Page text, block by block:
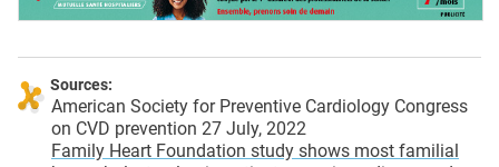
Sources:
American Society for Preventive Cardiology Congress
on CVD prevention 27 July, 2022
Family Heart Foundation study shows most familial